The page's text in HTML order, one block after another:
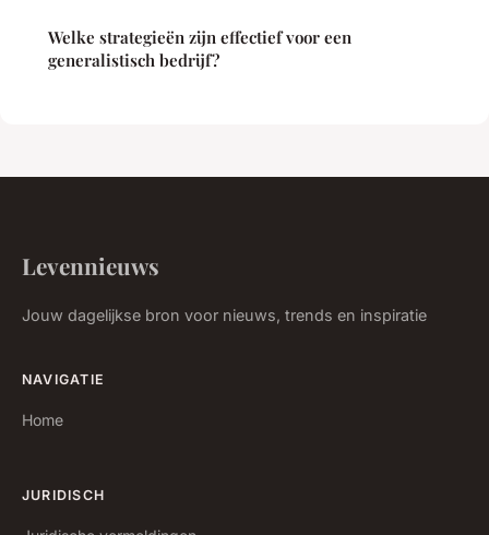
Welke strategieën zijn effectief voor een
generalistisch bedrijf?
Levennieuws
Jouw dagelijkse bron voor nieuws, trends en inspiratie
NAVIGATIE
Home
JURIDISCH